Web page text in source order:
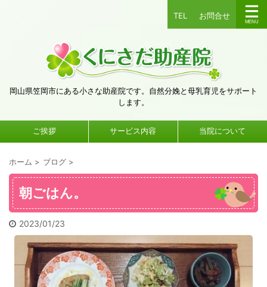
TEL お問合せ
岡山県笠岡市にある小さな助産院です。自然分娩と母乳育児をサポート
します。
ご挨拶 サービス内容 当院について
ホーム > ブログ >
朝ごはん。
2023/01/23